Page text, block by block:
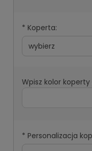
* Koperta:
Wpisz kolor
* Personalizacja